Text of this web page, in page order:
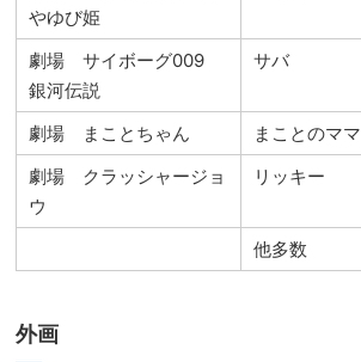
やゆび姫
劇場 サイボーグ009
銀河伝説
サバ
劇場 まことちゃん
まことのママ
劇場 クラッシャージョ
ウ
リッキー
他多数
外画